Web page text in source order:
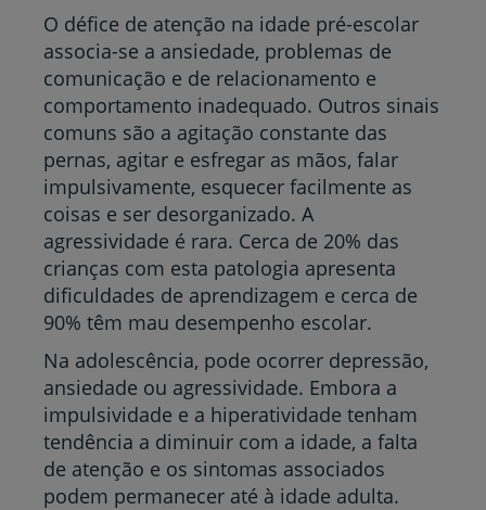
O défice de atenção na idade pré-escolar
associa-se a ansiedade, problemas de
comunicação e de relacionamento e
comportamento inadequado. Outros sinais
comuns são a agitação constante das
pernas, agitar e esfregar as mãos, falar
impulsivamente, esquecer facilmente as
coisas e ser desorganizado. A
agressividade é rara. Cerca de 20% das
crianças com esta patologia apresenta
dificuldades de aprendizagem e cerca de
90% têm mau desempenho escolar.
Na adolescência, pode ocorrer depressão,
ansiedade ou agressividade. Embora a
impulsividade e a hiperatividade tenham
tendência a diminuir com a idade, a falta
de atenção e os sintomas associados
podem permanecer até à idade adulta.